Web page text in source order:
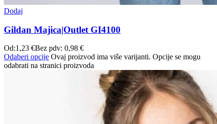
Dodaj
Gildan Majica|Outlet GI4100
Od:1,23 €Bez pdv: 0,98 €
Odaberi opcije Ovaj proizvod ima više varijanti. Opcije se mogu
odabrati na stranici proizvoda